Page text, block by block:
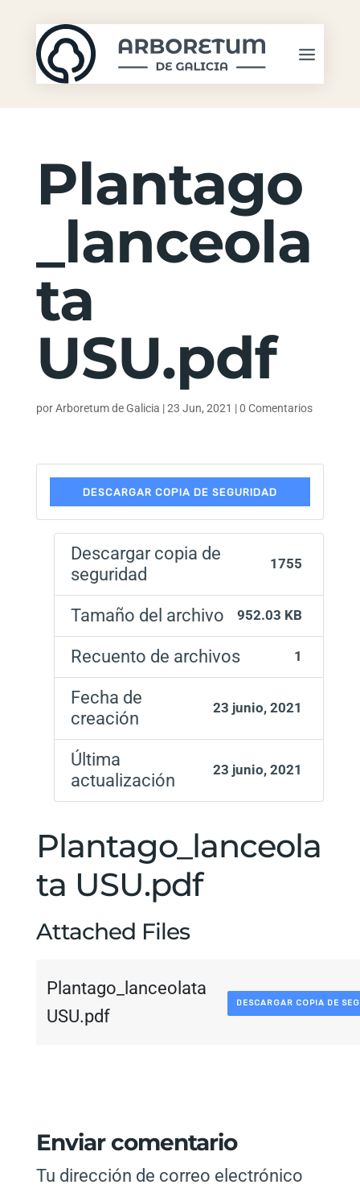
Plantago
_lanceola
ta
USU.pdf
porArboretum de Galicia |23 Jun, 2021 |0 Comentarios
DESCARGAR COPIA DE SEGURIDAD
Descargar copia de
seguridad
1755
Tamaño del archivo 952.03 KB
Recuento de archivos 1
Fecha de
creación
23 junio, 2021
Última
actualización
23 junio, 2021
Plantago_lanceola
ta USU.pdf
Attached Files
Plantago_lanceolata
USU.pdf
DESCARGAR COPIA DE
Enviar comentario
Tu dirección de correo electrónico